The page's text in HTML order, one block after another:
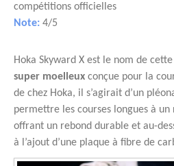
compétitions officielles
Note: 4/5
Hoka Skyward X est le nom de
super moelleux conçue pour la
de chez Hoka, il s’agirait d’un
permettre les courses longues à
offrant un rebond durable et au-
à l’ajout d’une plaque à fibre de